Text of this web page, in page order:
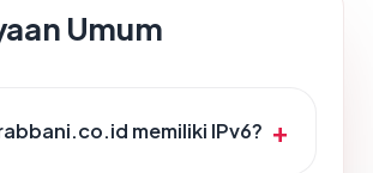
Umum
memiliki IPv6?